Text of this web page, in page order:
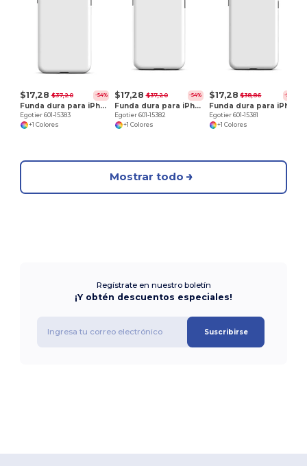
$17,28 $37,20 -54%
Funda dura para iPhone 11 Pro Max
Egotier 601-15383
+1 Colores
$17,28 $37,20 -54%
Funda dura para iPhone 11 Pro
Egotier 601-15382
+1 Colores
$17,28 $38,86 -56%
Egotier 601-15381
+1 Colores
Mostrar todo
Regístrate en nuestro boletín
¡Y obtén descuentos especiales!
Suscribirse